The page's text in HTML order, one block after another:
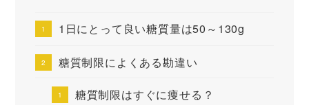
1日にとって良い糖質量は50～130g
糖質制限によくある勘違い
糖質制限はすぐに痩せる？